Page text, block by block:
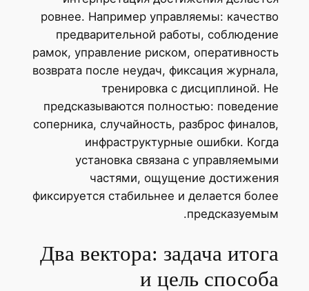
ровнее. Например управляемы: качество
предварительной работы, соблюдение
рамок, управление риском, оперативность
возврата после неудач, фиксация журнала,
тренировка с дисциплиной. Не
предсказываются полностью: поведение
соперника, случайность, разброс финалов,
инфраструктурные ошибки. Когда
установка связана с управляемыми
частями, ощущение достижения
фиксируется стабильнее и делается более
предсказуемым.
Два вектора: задача итога
и цель способа